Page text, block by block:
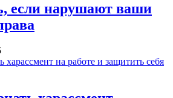
если нарушают ваши